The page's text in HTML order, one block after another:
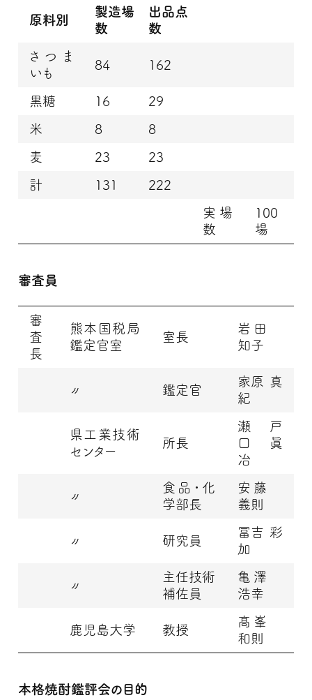
原料別
製造場
数
出品点
数
さつま
いも
84 162
黒糖 16 29
米 8 8
麦 23 23
計 131 222
実場
数
100
場
審査員
審
査
長
熊本国税局
鑑定官室
室長
岩田
知子
〃 鑑定官
家原 真
紀
県工業技術
センター
所長
瀬戸
口 眞
冶
〃
食品・化
学部長
安藤
義則
〃 研究員
冨吉 彩
加
〃
主任技術
補佐員
亀澤
浩幸
鹿児島大学 教授
髙峯
和則
本格焼酎鑑評会の目的